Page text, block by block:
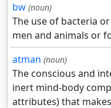
bw (noun)
The use of bacteria
men and animals or
atman (noun)
The conscious and
inert mind-body
attributes) that